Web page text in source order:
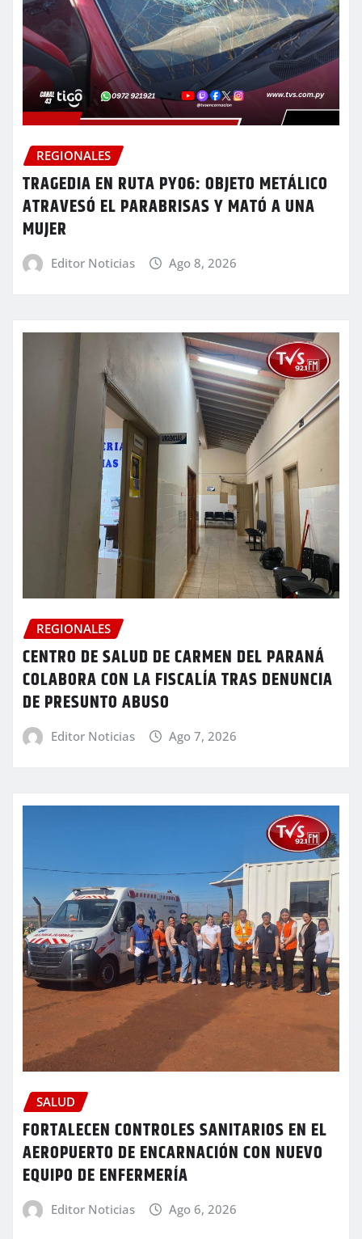
REGIONALES
TRAGEDIA EN RUTA PY06: OBJETO METÁLICO
ATRAVESÓ EL PARABRISAS Y MATÓ A UNA
MUJER
Editor Noticias Ago 8, 2026
REGIONALES
CENTRO DE SALUD DE CARMEN DEL PARANÁ
COLABORA CON LA FISCALÍA TRAS DENUNCIA
DE PRESUNTO ABUSO
Editor Noticias Ago 7, 2026
SALUD
FORTALECEN CONTROLES SANITARIOS EN EL
AEROPUERTO DE ENCARNACIÓN CON NUEVO
EQUIPO DE ENFERMERÍA
Editor Noticias Ago 6, 2026